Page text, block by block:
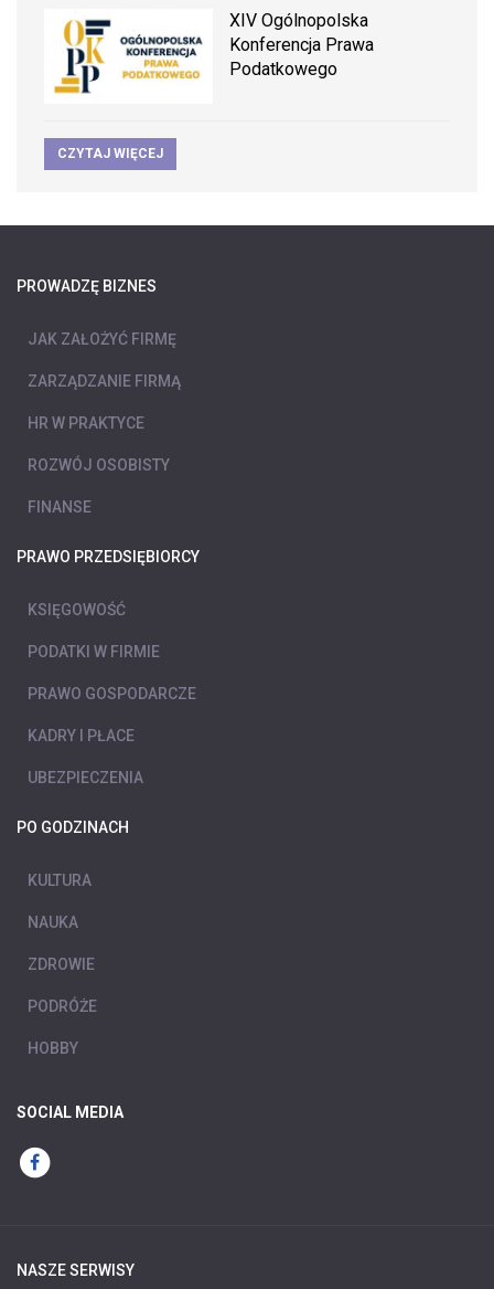
XIV Ogólnopolska
Konferencja Prawa
Podatkowego
CZYTAJ WIĘCEJ
PROWADZĘ BIZNES
JAK ZAŁOŻYĆ FIRMĘ
ZARZĄDZANIE FIRMĄ
HR W PRAKTYCE
ROZWÓJ OSOBISTY
FINANSE
PRAWO PRZEDSIĘBIORCY
KSIĘGOWOŚĆ
PODATKI W FIRMIE
PRAWO GOSPODARCZE
KADRY I PŁACE
UBEZPIECZENIA
PO GODZINACH
KULTURA
NAUKA
ZDROWIE
PODRÓŻE
HOBBY
SOCIAL MEDIA
NASZE SERWISY